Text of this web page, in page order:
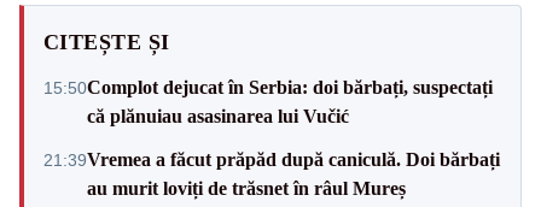
CITEȘTE ȘI
15:50Complot dejucat în Serbia: doi bărbați, suspectați
că plănuiau asasinarea lui Vučić
21:39Vremea a făcut prăpăd după caniculă. Doi bărbați
au murit loviți de trăsnet în râul Mureș